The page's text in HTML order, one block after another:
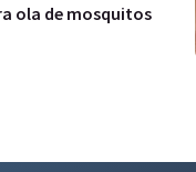
ola de mosquitos